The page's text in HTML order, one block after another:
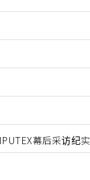
幕后采访纪实